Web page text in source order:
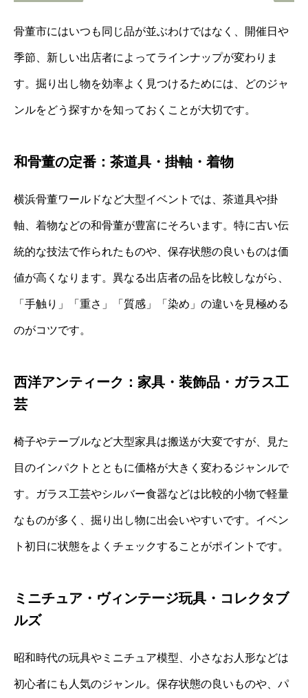
骨董市にはいつも同じ品が並ぶわけではなく、開催日や
季節、新しい出店者によってラインナップが変わりま
す。掘り出し物を効率よく見つけるためには、どのジャ
ンルをどう探すかを知っておくことが大切です。
和骨董の定番：茶道具・掛軸・着物
横浜骨董ワールドなど大型イベントでは、茶道具や掛
軸、着物などの和骨董が豊富にそろいます。特に古い伝
統的な技法で作られたものや、保存状態の良いものは価
値が高くなります。異なる出店者の品を比較しながら、
「手触り」「重さ」「質感」「染め」の違いを見極める
のがコツです。
西洋アンティーク：家具・装飾品・ガラス工
芸
椅子やテーブルなど大型家具は搬送が大変ですが、見た
目のインパクトとともに価格が大きく変わるジャンルで
す。ガラス工芸やシルバー食器などは比較的小物で軽量
なものが多く、掘り出し物に出会いやすいです。イベン
ト初日に状態をよくチェックすることがポイントです。
ミニチュア・ヴィンテージ玩具・コレクタブ
ルズ
昭和時代の玩具やミニチュア模型、小さなお人形などは
初心者にも人気のジャンル。保存状態の良いものや、パ